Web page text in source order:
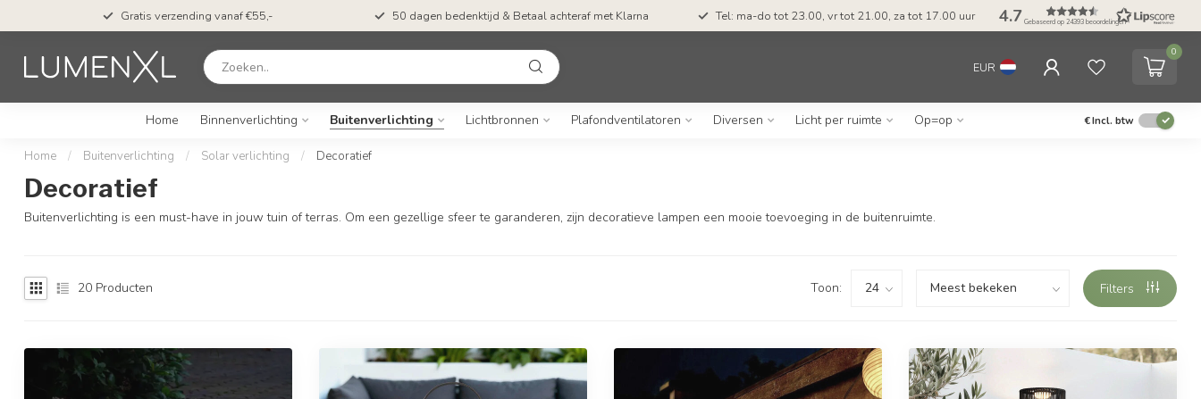
Gratis verzending vanaf €55,- 50 dagen bedenktijd & Betaal achteraf met Klarna Tel: ma-do tot 23.00, vr tot 21.00, za tot 17.00 uur 4.7 Gebaseerd op 24393 beoordelingen
EUR
0
Home Binnenverlichting Buitenverlichting Lichtbronnen Plafondventilatoren Diversen Licht per ruimte Op=op €Incl. btw
Home / Buitenverlichting / Solar verlichting / Decoratief
Decoratief
Buitenverlichting is een must-have in jouw tuin of terras. Om een gezellige sfeer te garanderen, zijn decoratieve lampen een mooie toevoeging in de buitenruimte.
20 Producten Toon: Filters